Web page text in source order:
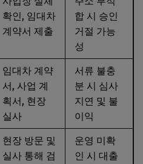
확인, 임대차
계약서 제출
합 시 승인
거절 가능
성
임대차 계약
서, 사업 계
획서, 현장
실사
서류 불충
분 시 심사
지연 및 불
이익
현장 방문 및
실사 통해 검
운영 미확
인 시 대출